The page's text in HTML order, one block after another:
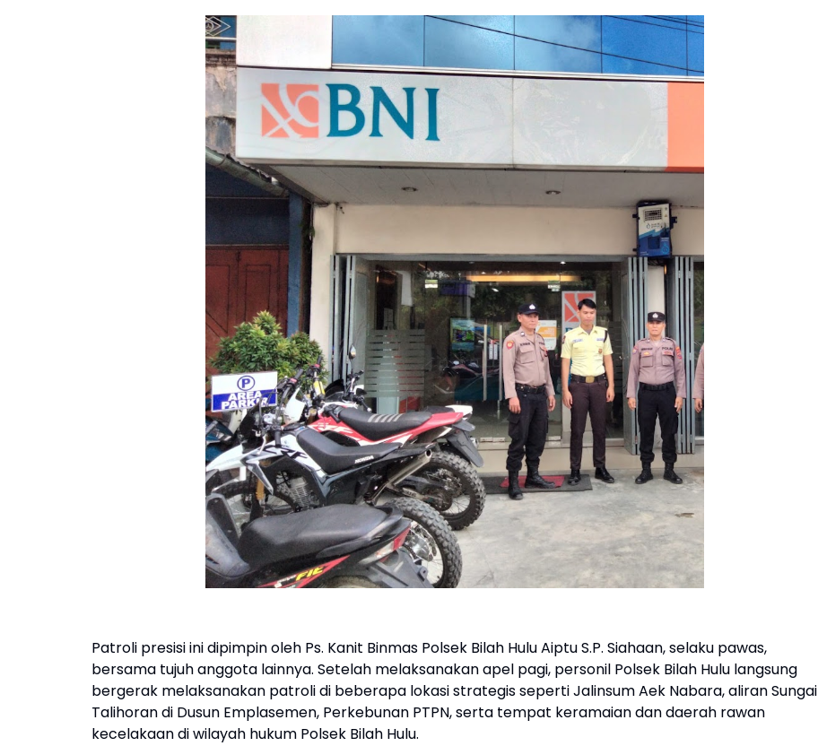
Patroli presisi ini dipimpin oleh Ps. Kanit Binmas Polsek Bilah Hulu Aiptu S.P. Siahaan, selaku pawas,
bersama tujuh anggota lainnya. Setelah melaksanakan apel pagi, personil Polsek Bilah Hulu langsung
bergerak melaksanakan patroli di beberapa lokasi strategis seperti Jalinsum Aek Nabara, aliran Sungai
Talihoran di Dusun Emplasemen, Perkebunan PTPN, serta tempat keramaian dan daerah rawan
kecelakaan di wilayah hukum Polsek Bilah Hulu.